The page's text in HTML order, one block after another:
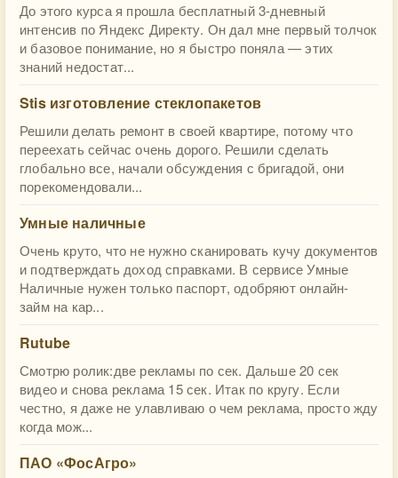
До этого курса я прошла бесплатный 3-дневный
интенсив по Яндекс Директу. Он дал мне первый толчок
и базовое понимание, но я быстро поняла — этих
знаний недостат...
Stis изготовление стеклопакетов
Решили делать ремонт в своей квартире, потому что
переехать сейчас очень дорого. Решили сделать
глобально все, начали обсуждения с бригадой, они
порекомендовали...
Умные наличные
Очень круто, что не нужно сканировать кучу документов
и подтверждать доход справками. В сервисе Умные
Наличные нужен только паспорт, одобряют онлайн-
займ на кар...
Rutube
Смотрю ролик:две рекламы по сек. Дальше 20 сек
видео и снова реклама 15 сек. Итак по кругу. Если
честно, я даже не улавливаю о чем реклама, просто жду
когда мож...
ПАО «ФосАгро»